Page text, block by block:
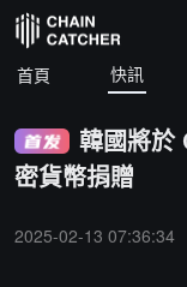
首頁 快訊
韓國將於
密貨幣捐贈
2025-02-13 07:36:34